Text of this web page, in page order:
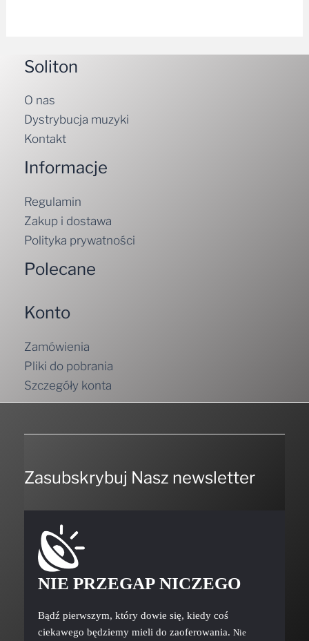
Soliton
O nas
Dystrybucja muzyki
Kontakt
Informacje
Regulamin
Zakup i dostawa
Polityka prywatności
Polecane
Konto
Zamówienia
Pliki do pobrania
Szczegóły konta
Zasubskrybuj Nasz newsletter
NIE PRZEGAP NICZEGO
Bądź pierwszym, który dowie się, kiedy coś
ciekawego będziemy mieli do zaoferowania. Nie